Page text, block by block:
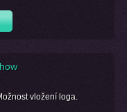
vložení loga.